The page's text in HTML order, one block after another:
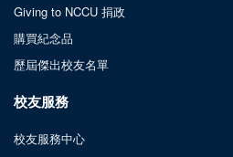
Giving to NCCU 捐政
購買紀念品
歷屆傑出校友名單
校友服務
校友服務中心